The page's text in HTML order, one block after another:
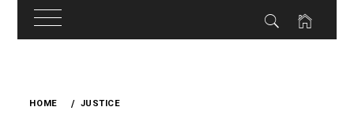
HOME JUSTICE